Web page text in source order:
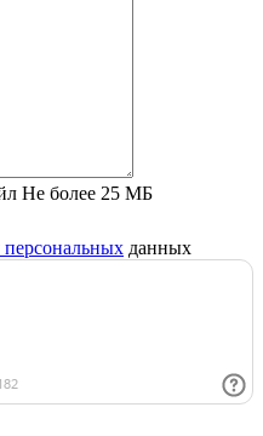
Не более 25 МБ
персональных данных